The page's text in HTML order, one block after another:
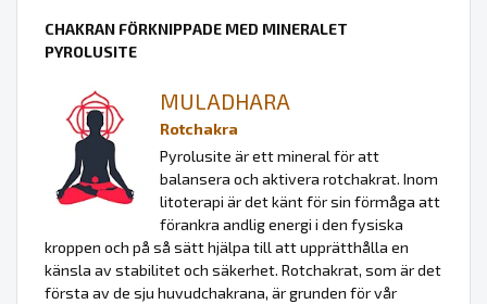
CHAKRAN FÖRKNIPPADE MED MINERALET
PYROLUSITE
MULADHARA
Rotchakra
Pyrolusite är ett mineral för att
balansera och aktivera rotchakrat. Inom
litoterapi är det känt för sin förmåga att
förankra andlig energi i den fysiska
kroppen och på så sätt hjälpa till att upprätthålla en
känsla av stabilitet och säkerhet. Rotchakrat, som är det
första av de sju huvudchakrana, är grunden för vår